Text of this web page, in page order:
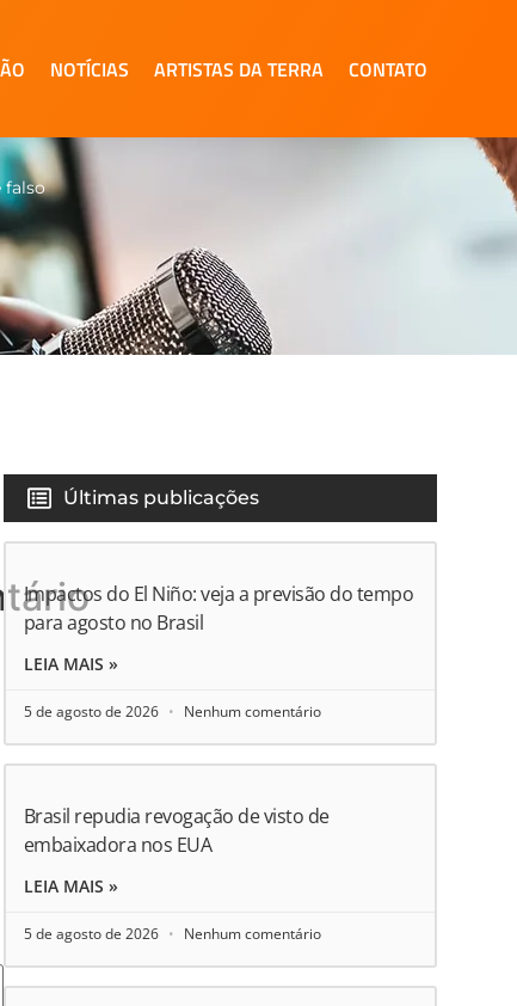
NOTÍCIAS ARTISTAS DA TERRA CONTATO
falso
Últimas publicações
Impactos do El Niño: veja a previsão do tempo
para agosto no Brasil
LEIA MAIS »
5 de agosto de 2026 Nenhum comentário
Brasil repudia revogação de visto de
embaixadora nos EUA
LEIA MAIS »
5 de agosto de 2026 Nenhum comentário